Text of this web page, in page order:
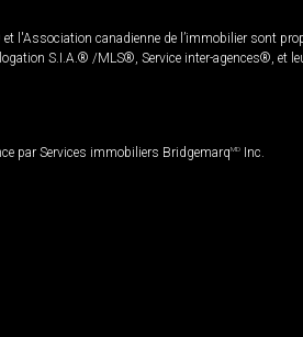
l'Association canadienne de l’immobilier sont
S.I.A.® /MLS®, Service inter-agences®, et
par Services immobiliers BridgemarqMD Inc.